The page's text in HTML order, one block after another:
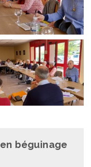
béguinage